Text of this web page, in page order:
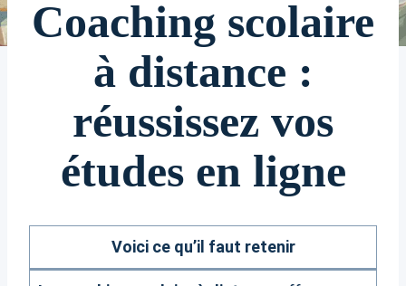
Coaching scolaire
à distance :
réussissez vos
études en ligne
Voici ce qu’il faut retenir